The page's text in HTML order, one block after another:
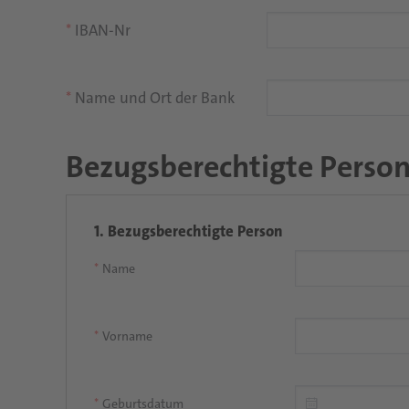
IBAN-Nr
Name und Ort der Bank
Bezugsberechtigte
1. Bezugsberechtigte Person
Name
Vorname
Geburtsdatum